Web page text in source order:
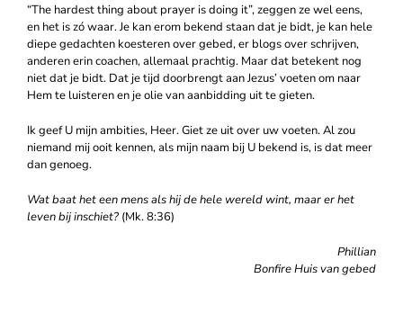
“The hardest thing about prayer is doing it”, zeggen ze wel eens,
en het is zó waar. Je kan erom bekend staan dat je bidt, je kan hele
diepe gedachten koesteren over gebed, er blogs over schrijven,
anderen erin coachen, allemaal prachtig. Maar dat betekent nog
niet dat je bidt. Dat je tijd doorbrengt aan Jezus’ voeten om naar
Hem te luisteren en je olie van aanbidding uit te gieten.
Ik geef U mijn ambities, Heer. Giet ze uit over uw voeten. Al zou
niemand mij ooit kennen, als mijn naam bij U bekend is, is dat meer
dan genoeg.
Wat baat het een mens als hij de hele wereld wint, maar er het
leven bij inschiet? (Mk. 8:36)
Phillian
Bonfire Huis van gebed